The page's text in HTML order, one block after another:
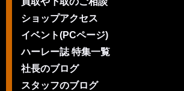
ショップアクセス
イベント(PCページ)
ハーレー誌 特集一覧
社長のブログ
スタッフのブログ